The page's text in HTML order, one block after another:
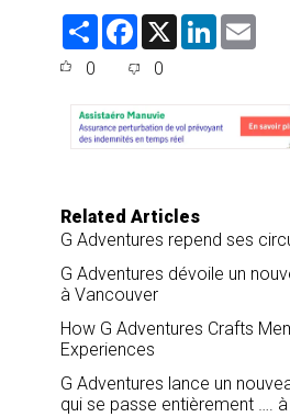
S
F
e
o
o
k
X
L
I
0 0
Related Articles
G Adventures repend ses
G Adventures dévoile un
à Vancouver
How G Adventures Crafts
Experiences
G Adventures lance un
qui se passe entièrement …. à